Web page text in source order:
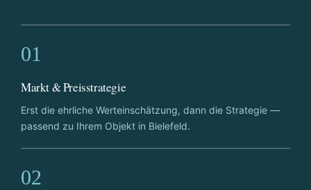
01
Markt & Preisstrategie
Erst die ehrliche Werteinschätzung, dann die Strategie —
passend zu Ihrem Objekt in Bielefeld.
02